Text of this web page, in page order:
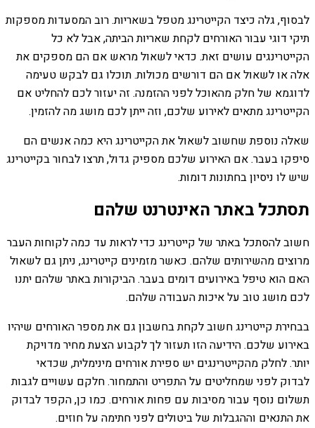
לבסוף, גלה כיצד הקייטרינג מטפל בשאריות. רוב המסעדות מספקות
תיקי דוגי עבור האורחים לקחת שאריות הביתה, אבל לא כל
הקייטרינגים עושים זאת. כדאי לשאול מראש אם הם מספקים את
אלה או לשאול אם הם דורשים מכולות. תוכלו גם לבקש טעימה
לדוגמא של חלק מהאוכל לפני ההזמנה. זה יעזור לכם להחליט אם
הקייטרינג מתאים לאירוע שלכם, וזה ייתן לכם מושג מה להזמין.
שאלה נוספת שחשוב לשאול את הקייטרינג היא כמה אנשים הם
סיפקו בעבר. אם האירוע שלכם מספיק גדול, תרצו לבחור בקייטרינג
שיש לו ניסיון בחתונות דומות.
תסתכל באתר האינטרנט שלהם
חשוב להסתכל באתר של קייטרינג כדי לראות עד כמה לקוחות העבר
מרוצים מהשירותים שלהם. כאשר מזמינים קייטרינג, ניתן גם לשאול
האם הוא טיפל באירועים דומים בעבר. הביקורות באתר שלהם יתנו
לכם מושג טוב על איכות העבודה שלהם.
בבחירת קייטרינג חשוב לקחת בחשבון גם את מספר האורחים שיהיו
באירוע שלכם. הידיעה הזו תעזור לך לקבוע הצעת מחיר מדויקת
יותר. לחלק מהקייטרינגים יש ספירת אורחים מינימלית, שכדאי
לבדוק לפני שמחליטים על התפריט והתמחור. חלקם עשויים לגבות
תשלום נוסף עבור מסיבות עם פחות אורחים. כמו כן, הקפד לבדוק
את התנאים וההגבלות של ביטולים לפני חתימה על חוזים.